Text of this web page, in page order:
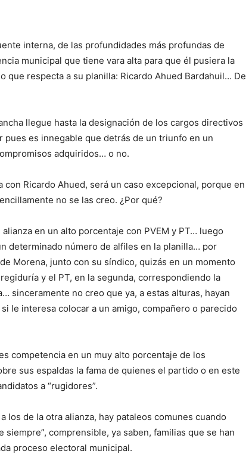
interna, de las profundidades más profundas de
municipal que tiene vara alta para que él pusiera la
que respecta a su planilla: Ricardo Ahued Bardahuil… De
llegue hasta la designación de los cargos directivos
pues es innegable que detrás de un triunfo en un
adquiridos… o no.
Ricardo Ahued, será un caso excepcional, porque en
no se las creo. ¿Por qué?
en un alto porcentaje con PVEM y PT… luego
determinado número de alfiles en la planilla… por
Morena, junto con su síndico, quizás en un momento
y el PT, en la segunda, correspondiendo la
sinceramente no creo que ya, a estas alturas, hayan
le interesa colocar a un amigo, compañero o parecido
competencia en un muy alto porcentaje de los
sus espaldas la fama de quienes el partido o en este
a “rugidores”.
los de la otra alianza, hay pataleos comunes cuando
siempre”, comprensible, ya saben, familias que se han
proceso electoral municipal.